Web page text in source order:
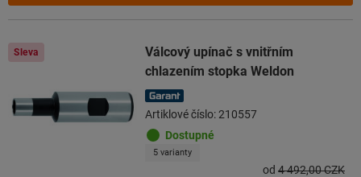
Sleva
Válcový upínač s vnitřním
chlazením stopka Weldon
Artiklové číslo: 210557
Dostupné
5 varianty
od 4 492,00 CZK